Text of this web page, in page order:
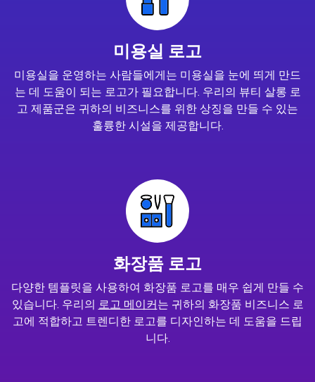
미용실 로고
미용실을 운영하는 사람들에게는 미용실을 눈에 띄게 만드
는 데 도움이 되는 로고가 필요합니다. 우리의 뷰티 살롱 로
고 제품군은 귀하의 비즈니스를 위한 상징을 만들 수 있는
훌륭한 시설을 제공합니다.
화장품 로고
다양한 템플릿을 사용하여 화장품 로고를 매우 쉽게 만들 수
있습니다. 우리의 로고 메이커는 귀하의 화장품 비즈니스 로
고에 적합하고 트렌디한 로고를 디자인하는 데 도움을 드립
니다.